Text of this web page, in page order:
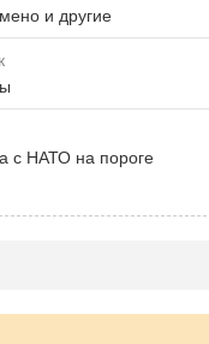
и другие
с НАТО на пороге